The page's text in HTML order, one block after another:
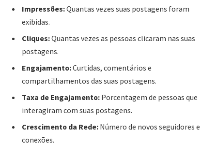
Impressões:Quantas vezes suas postagens foram
exibidas.
Cliques:Quantas vezes as pessoas clicaram nas suas
postagens.
Engajamento:Curtidas, comentários e
compartilhamentos das suas postagens.
Taxa de Engajamento: Porcentagem de pessoas que
interagiram com suas postagens.
Crescimento da Rede: Número de novos seguidores e
conexões.